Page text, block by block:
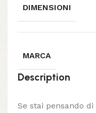
DIMENSIONI
MARCA
Description
Se stai pensando